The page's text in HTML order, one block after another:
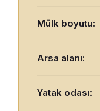
Mülk boyutu:
Arsa alanı:
Yatak odası: